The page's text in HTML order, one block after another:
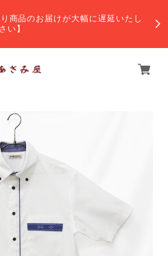
商品のお届けが大幅に遅延いたし
い】